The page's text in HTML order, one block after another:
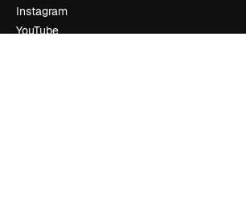
Instagram
YouTube